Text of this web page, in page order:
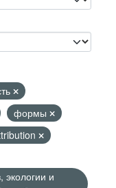
формы
экологии и